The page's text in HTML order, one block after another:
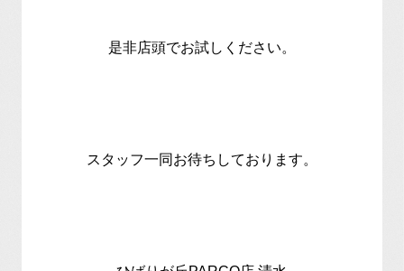
是非店頭でお試しください。
スタッフ一同お待ちしております。